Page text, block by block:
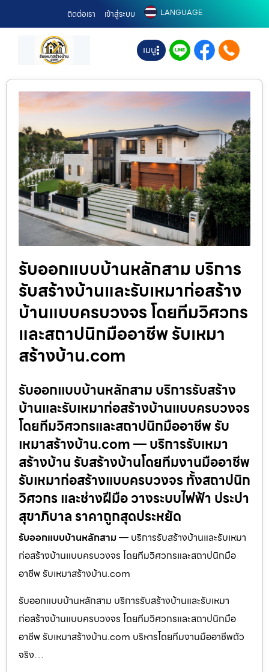
ติดต่อเรา เข้าสู่ระบบ LANGUAGE
เมนู
รับออกแบบบ้านหลักสาม บริการ
รับสร้างบ้านและรับเหมาก่อสร้าง
บ้านแบบครบวงจร โดยทีมวิศวกร
และสถาปนิกมืออาชีพ รับเหมา
สร้างบ้าน.com
รับออกแบบบ้านหลักสาม บริการรับสร้าง
บ้านและรับเหมาก่อสร้างบ้านแบบครบวงจร
โดยทีมวิศวกรและสถาปนิกมืออาชีพ รับ
เหมาสร้างบ้าน.com — บริการรับเหมา
สร้างบ้าน รับสร้างบ้านโดยทีมงานมืออาชีพ
รับเหมาก่อสร้างแบบครบวงจร ทั้งสถาปนิก
วิศวกร และช่างฝีมือ วางระบบไฟฟ้า ประปา
สุขาภิบาล ราคาถูกสุดประหยัด
รับออกแบบบ้านหลักสาม— บริการรับสร้างบ้านและรับเหมา
ก่อสร้างบ้านแบบครบวงจร โดยทีมวิศวกรและสถาปนิกมือ
อาชีพ รับเหมาสร้างบ้าน.com
รับออกแบบบ้านหลักสาม บริการรับสร้างบ้านและรับเหมา
ก่อสร้างบ้านแบบครบวงจร โดยทีมวิศวกรและสถาปนิกมือ
อาชีพ รับเหมาสร้างบ้าน.com บริหารโดยทีมงานมืออาชีพตัว
จริง…